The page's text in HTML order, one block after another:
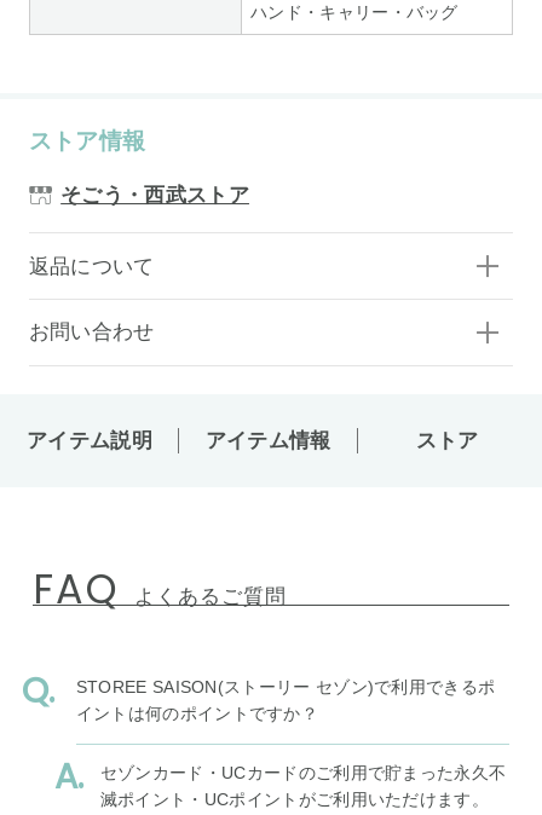
ハンド・キャリー・バッグ
ストア情報
そごう・西武ストア
返品について
お問い合わせ
アイテム説明 アイテム情報 ストア
FAQ よくあるご質問
STOREE SAISON(ストーリー セゾン)で利用できるポ
イントは何のポイントですか？
セゾンカード・UCカードのご利用で貯まった永久不
滅ポイント・UCポイントがご利用いただけます。